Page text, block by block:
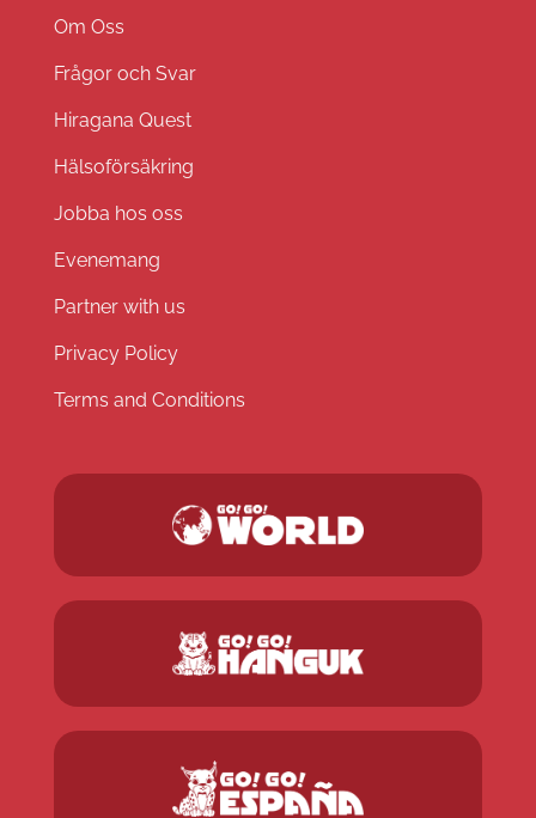
Om Oss
Frågor och Svar
Hiragana Quest
Hälsoförsäkring
Jobba hos oss
Evenemang
Partner with us
Privacy Policy
Terms and Conditions